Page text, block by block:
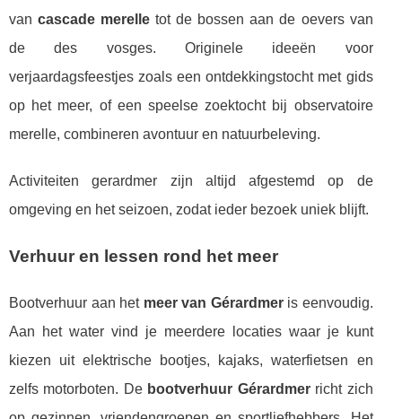
vancascade merelle tot de bossen aan de oevers van
de des vosges. Originele ideeën voor
verjaardagsfeestjes zoals een ontdekkingstocht met gids
op het meer, of een speelse zoektocht bij observatoire
merelle, combineren avontuur en natuurbeleving.
Activiteiten gerardmer zijn altijd afgestemd op de
omgeving en het seizoen, zodat ieder bezoek uniek blijft.
Verhuur en lessen rond het meer
Bootverhuur aan het meer van Gérardmeris eenvoudig.
Aan het water vind je meerdere locaties waar je kunt
kiezen uit elektrische bootjes, kajaks, waterfietsen en
zelfs motorboten. De bootverhuur Gérardmerricht zich